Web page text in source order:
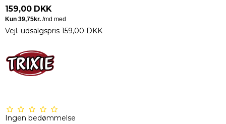
159,00 DKK
Vejl. udsalgspris 159,00 DKK
Ingen bedømmelse